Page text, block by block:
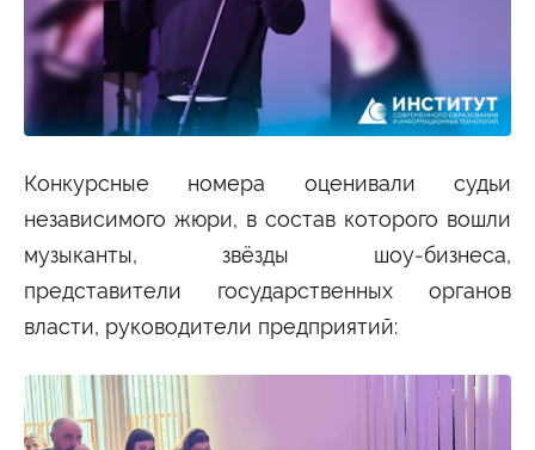
Конкурсные номера оценивали судьи
независимого жюри, в состав которого вошли
музыканты, звёзды шоу‑бизнеса,
представители государственных органов
власти, руководители предприятий: